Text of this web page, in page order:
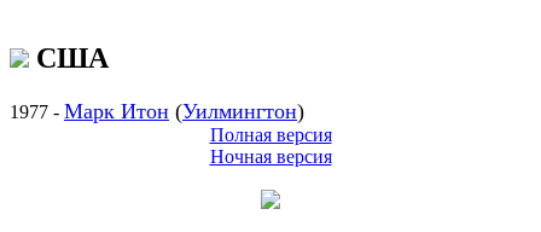
США
1977 - Марк Итон (Уилмингтон)
Полная версия
Ночная версия